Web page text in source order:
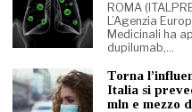
C.F. e P.
Registrazione Tribunale
La società editrice è
ROMA
L’Agenzia
Medicinali ha
dupilumab,…
⁠Torna
Italia si
mln e mezzo